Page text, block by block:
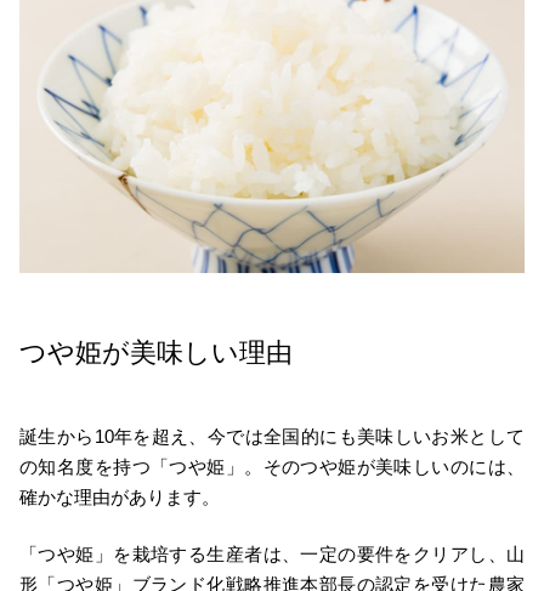
つや姫が美味しい理由
誕生から10年を超え、今では全国的にも美味しいお米として
の知名度を持つ「つや姫」。そのつや姫が美味しいのには、
確かな理由があります。
「つや姫」を栽培する生産者は、一定の要件をクリアし、山
形「つや姫」ブランド化戦略推進本部長の認定を受けた農家